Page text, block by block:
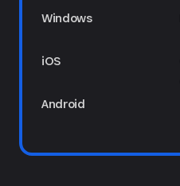
Windows
iOS
Android